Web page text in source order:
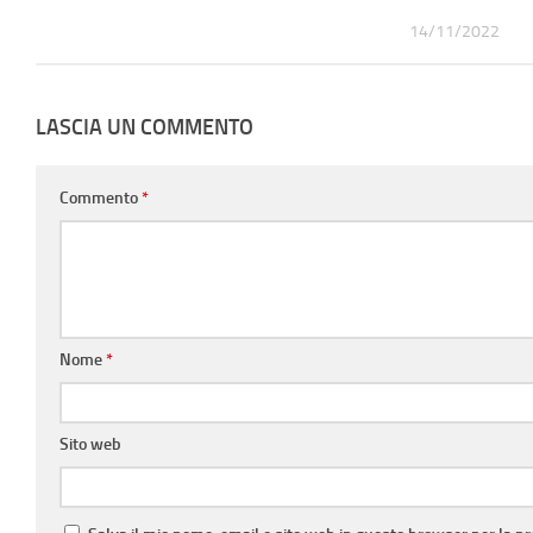
14/11/2022
LASCIA UN COMMENTO
Commento*
Nome*
Sito web